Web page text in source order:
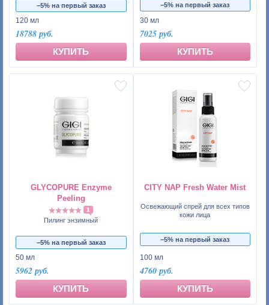
−5% на первый заказ
120 мл
18788 руб.
КУПИТЬ
−5% на первый заказ
30 мл
7025 руб.
КУПИТЬ
GLYCOPURE Enzyme
Peeling
1
Пилинг энзимный
−5% на первый заказ
50 мл
5962 руб.
КУПИТЬ
CITY NAP Fresh Water Mist
Освежающий спрей для всех типов
кожи лица
−5% на первый заказ
100 мл
4760 руб.
КУПИТЬ